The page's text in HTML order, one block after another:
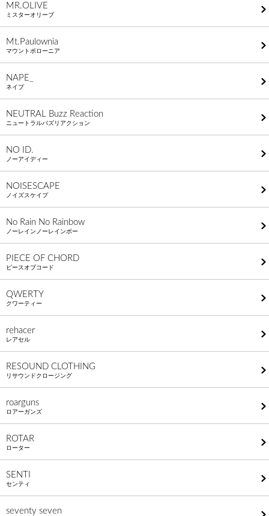
MR.OLIVE
ミスターオリーブ
Mt.Paulownia
マウントポローニア
NAPE_
ネイプ
NEUTRAL Buzz Reaction
ニュートラルバズリアクション
NO ID.
ノーアイディー
NOISESCAPE
ノイズスケイプ
No Rain No Rainbow
ノーレインノーレインボー
PIECE OF CHORD
ピースオブコード
QWERTY
クワーティー
rehacer
レアセル
RESOUND CLOTHING
リサウンドクロージング
roarguns
ロアーガンズ
ROTAR
ローター
SENTI
センティ
seventy seven